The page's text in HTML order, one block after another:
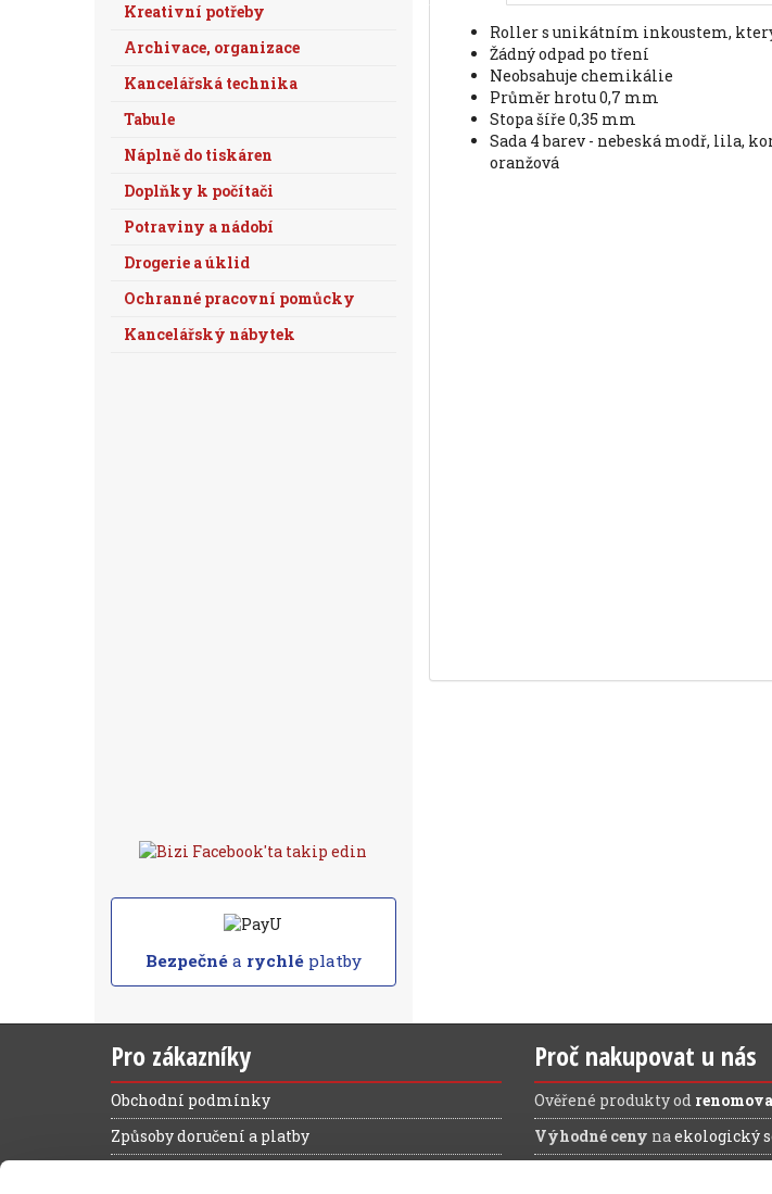
roller s unikátním inkoustem,
žádný odpad po tření
neobsahuje chemikálie
průměr hrotu 0,7 mm
stopa šíře 0,35 mm
sada 4 barev - nebeská modř, lila, korálová růžová, meruňková
oranžová
Kreativní potřeby
Archivace, organizace
Kancelářská technika
Tabule
Náplně do tiskáren
Doplňky k počítači
Potraviny a nádobí
Drogerie a úklid
Ochranné pracovní pomůcky
Kancelářský nábytek
Bezpečnéa rychléplatby
Pro zákazníky
Obchodní podmínky
Způsoby doručení a platby
Proč nakupovat u nás
Ověřené produkty od
Výhodné ceny na ekologický